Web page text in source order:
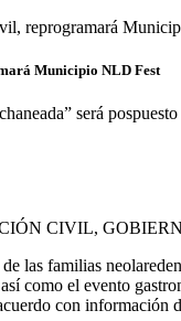
reprogramará
Municipio NLD Fest
será pospuesto
CIVIL,
las familias
como el evento
con